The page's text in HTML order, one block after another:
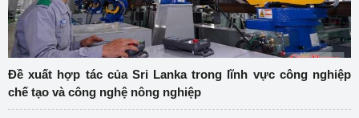
Đề xuất hợp tác của Sri Lanka trong lĩnh vực công nghiệp
chế tạo và công nghệ nông nghiệp